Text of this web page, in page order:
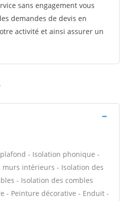
sans engagement vous
demandes de devis en
activité et ainsi assurer un
- Isolation phonique -
intérieurs - Isolation des
- Isolation des combles
- Peinture décorative - Enduit -